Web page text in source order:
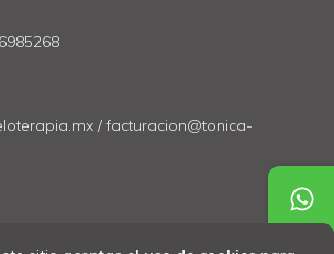
/facturacion@tonica-